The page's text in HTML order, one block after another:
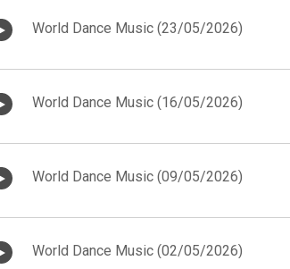
World Dance Music (23/05/2026)
World Dance Music (16/05/2026)
World Dance Music (09/05/2026)
World Dance Music (02/05/2026)